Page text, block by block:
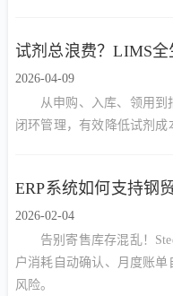
试剂总浪费？LIMS
2026-04-09
从申购、入库、领用
闭环管理，有效降低试剂成
ERP系统如何支持钢
2026-02-04
告别寄售库存混乱！
户消耗自动确认、月度账
风险。